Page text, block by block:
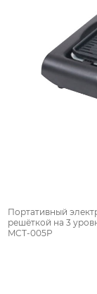
Портативный
решёткой на 3
MCT-005P